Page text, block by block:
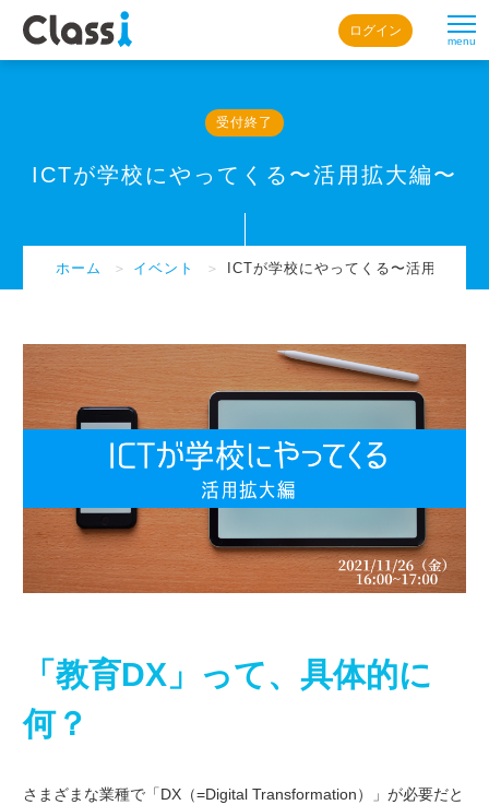
menu
ログイン
受付終了
ICTが学校にやってくる〜活用拡大編〜
ホーム ＞ イベント ＞ ICTが学校にやってくる〜活用拡大編
「教育DX」って、具体的に
何？
さまざまな業種で「DX（=Digital Transformation）」が必要だと